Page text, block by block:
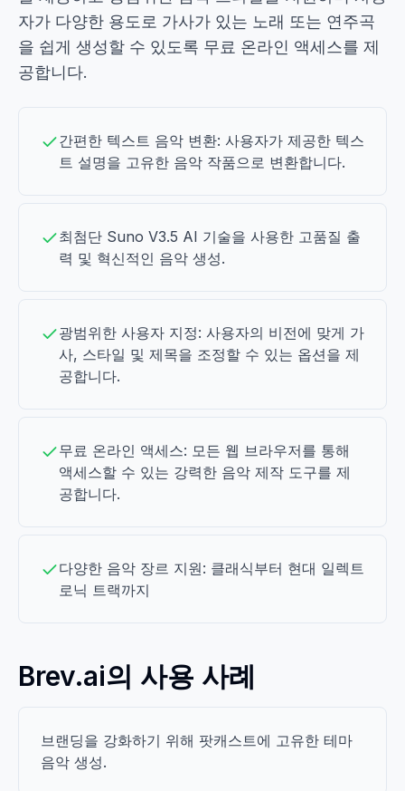
자가 다양한 용도로 가사가 있는 노래 또는 연주곡
을 쉽게 생성할 수 있도록 무료 온라인 액세스를 제
공합니다.
간편한 텍스트 음악 변환: 사용자가 제공한 텍스
트 설명을 고유한 음악 작품으로 변환합니다.
최첨단 Suno V3.5 AI 기술을 사용한 고품질 출
력 및 혁신적인 음악 생성.
광범위한 사용자 지정: 사용자의 비전에 맞게 가
사, 스타일 및 제목을 조정할 수 있는 옵션을 제
공합니다.
무료 온라인 액세스: 모든 웹 브라우저를 통해
액세스할 수 있는 강력한 음악 제작 도구를 제
공합니다.
다양한 음악 장르 지원: 클래식부터 현대 일렉트
로닉 트랙까지
Brev.ai의 사용 사례
브랜딩을 강화하기 위해 팟캐스트에 고유한 테마
음악 생성.